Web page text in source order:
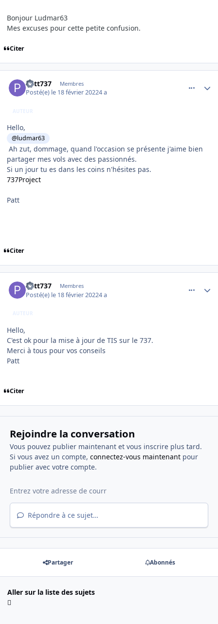
Bonjour Ludmar63
Mes excuses pour cette petite confusion.
Citer
Patt737 Membres
Posté(e) le 18 février 20224 a
AUTEUR
Hello,
@ludmar63
Ah zut, dommage, quand l'occasion se présente j'aime bien
partager mes vols avec des passionnés.
Si un jour tu es dans les coins n'hésites pas.
737Project
Patt
Citer
Patt737 Membres
Posté(e) le 18 février 20224 a
AUTEUR
Hello,
C'est ok pour la mise à jour de TIS sur le 737.
Merci à tous pour vos conseils
Patt
Citer
Rejoindre la conversation
Vous pouvez publier maintenant et vous inscrire plus tard.
Si vous avez un compte, connectez-vous maintenantpour
publier avec votre compte.
Répondre à ce sujet…
Partager Abonnés
Aller sur la liste des sujets